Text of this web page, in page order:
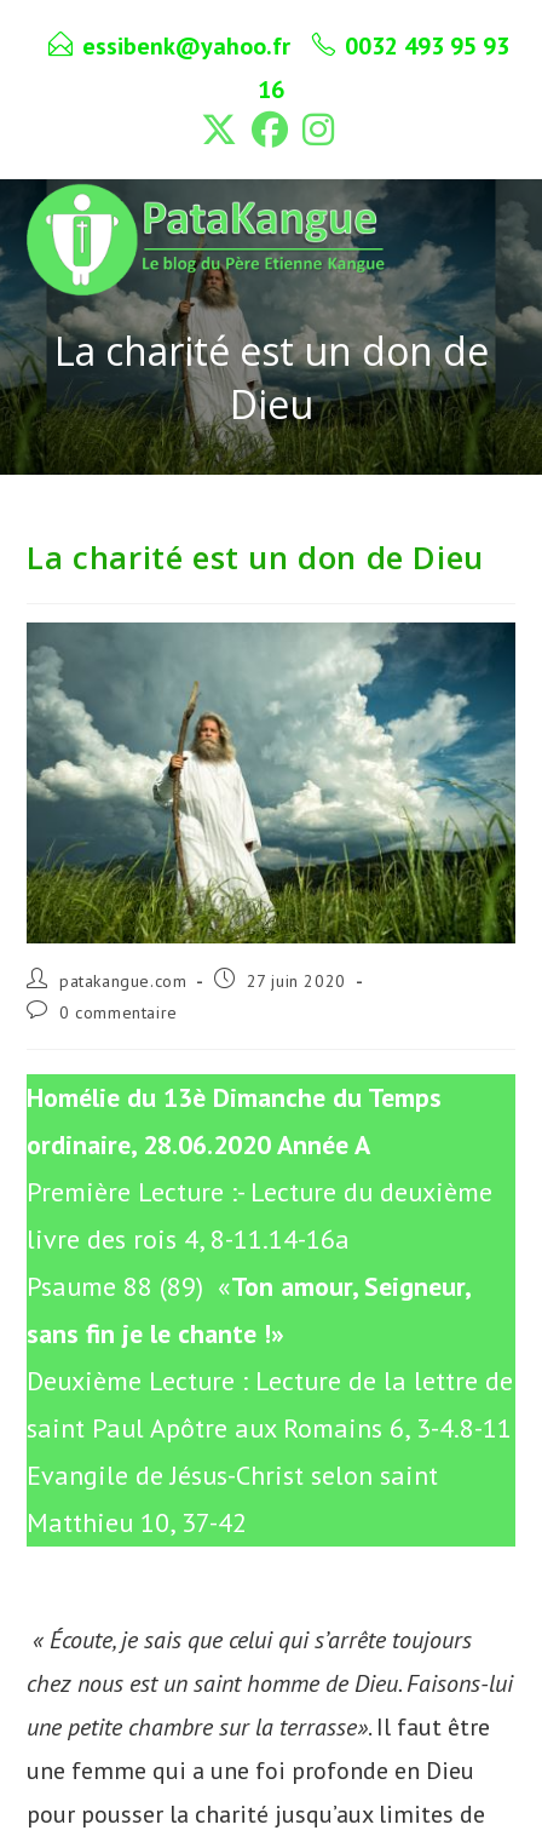
essibenk@yahoo.fr
0032 493 95 93
16
La charité est un don de
Dieu
La charité est un don de Dieu
Auteur/autrice
de
la
patakangue.com
Publication
27 juin 2020
Commentaires
publication :
0 commentaire
Homélie du 13è Dimanche du Temps
ordinaire, 28.06.2020 Année A
Première Lecture :- Lecture du deuxième
livre des rois 4, 8-11.14-16a
Psaume 88 (89) «Ton amour, Seigneur,
sans fin je le chante !»
Deuxième Lecture : Lecture de la lettre de
saint Paul Apôtre aux Romains 6, 3-4.8-11
Evangile de Jésus-Christ selon saint
Matthieu 10, 37-42
« Écoute, je sais que celui qui s’arrête toujours
chez nous est un saint homme de Dieu. Faisons-lui
une petite chambre sur la terrasse». Il faut être
une femme qui a une foi profonde en Dieu
pour pousser la charité jusqu’aux limites de